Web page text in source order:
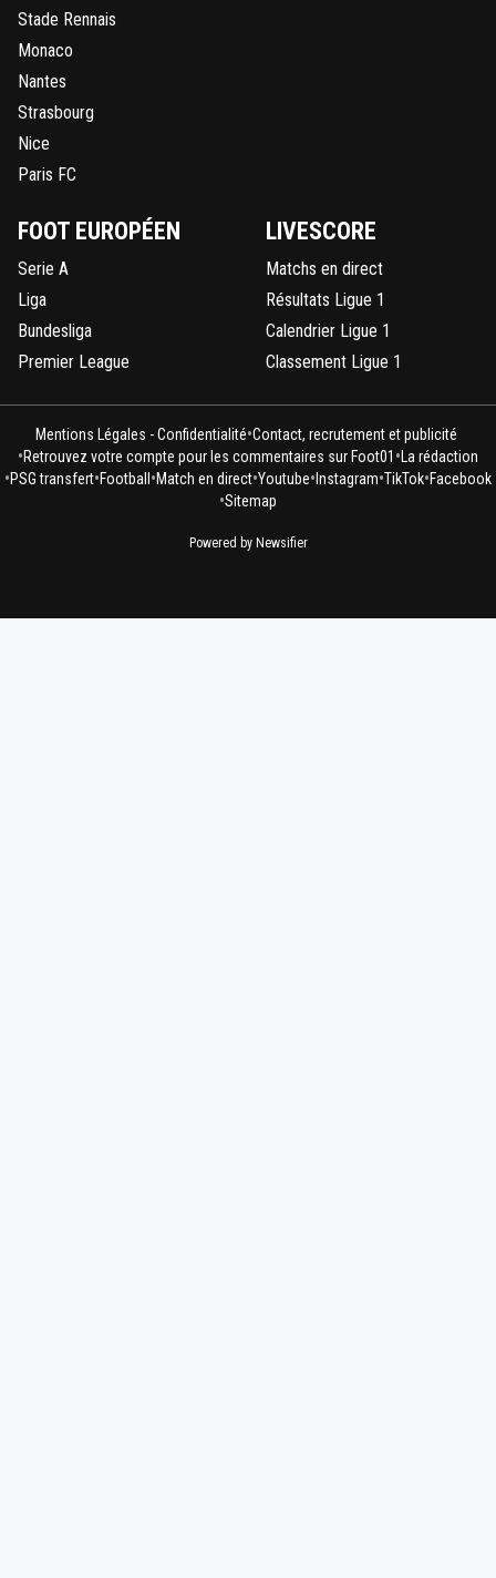
Stade Rennais
Monaco
Nantes
Strasbourg
Nice
Paris FC
FOOT EUROPÉEN
Serie A
Liga
Bundesliga
Premier League
LIVESCORE
Matchs en direct
Résultats Ligue 1
Calendrier Ligue 1
Classement Ligue 1
Mentions Légales - Confidentialité•Contact, recrutement et publicité
•Retrouvez votre compte pour les commentaires sur Foot01 • La rédaction
•PSG transfert•Football •Match en direct•Youtube• Instagram•TikTok•Facebook
•Sitemap
Powered by Newsifier